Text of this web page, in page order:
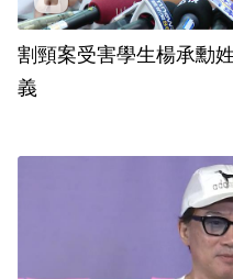
割頸案受害學生楊承勳
義